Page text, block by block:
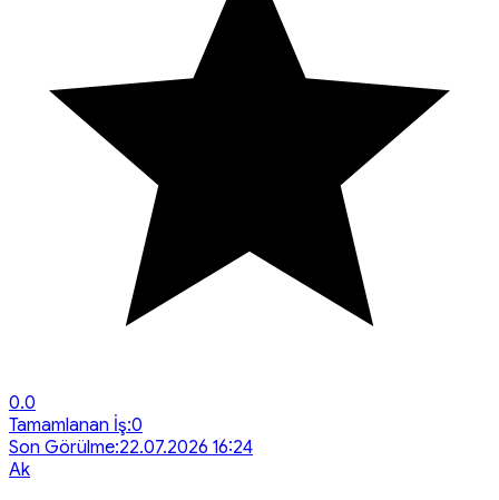
0.0
Tamamlanan İş:0
Son Görülme:22.07.2026 16:24
Ak